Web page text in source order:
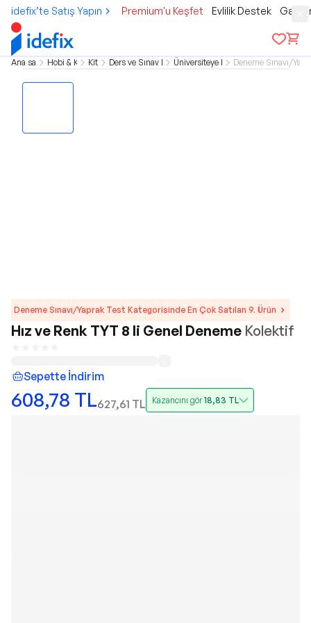
idefix’te Satış Yapın Premium'u Keşfet Evlilik Destek
Ana sayfa Hobi & KültürKitap Ders ve Sınav KitaplarıÜniversiteye HazırlıkDeneme Sınavı/
Deneme Sınavı/Yaprak Test Kategorisinde En Çok Satılan 9. Ürün
Hız ve Renk TYT 8 li Genel Deneme Kolektif
Sepette İndirim
608,78 TL627,61 TL Kazancını gör18,83 TL